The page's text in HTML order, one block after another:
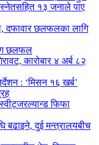
बस्नेतसहित १३ जनाले पाए
दफावार छलफलका लागि
छलफल
कारोबार ४ अर्ब ८२
: ‘मिसन १६ खर्ब’
फिफा
बढाइने, दुई मन्त्रालयबीच